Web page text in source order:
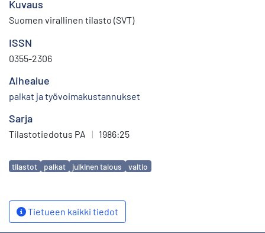
Kuvaus
Suomen virallinen tilasto (SVT)
ISSN
0355-2306
Aihealue
palkat ja työvoimakustannukset
Sarja
Tilastotiedotus PA | 1986:25
Avainsanat
tilastot palkat julkinen talous valtio
Tietueen kaikki tiedot